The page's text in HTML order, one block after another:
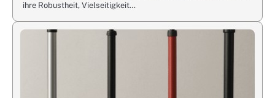
ihre Robustheit, Vielseitigkeit…